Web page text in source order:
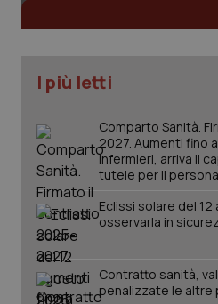
I più letti
Comparto Sanità.
2027. Aumenti fino
infermieri, arriva il
tutele per il
Eclissi solare del
osservarla in
Contratto sanità,
penalizzate le altre
PHPSESSID